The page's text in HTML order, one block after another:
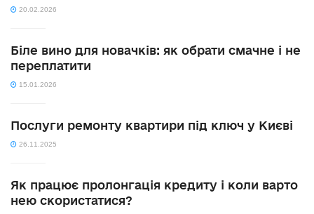
20.02.2026
Біле вино для новачків: як обрати смачне і не
переплатити
15.01.2026
Послуги ремонту квартири під ключ у Києві
26.11.2025
Як працює пролонгація кредиту і коли варто
нею скористатися?